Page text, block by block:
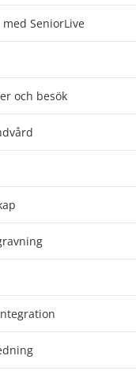
SeniorLive
och besök